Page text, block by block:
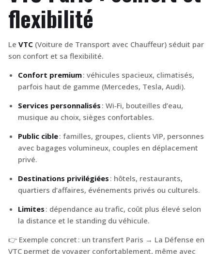
flexibilité
Le VTC (Voiture de Transport avec Chauffeur) séduit par
son confort et sa flexibilité.
Confort premium: véhicules spacieux, climatisés,
parfois haut de gamme (Mercedes, Tesla, Audi).
Services personnalisés : Wi‑Fi, bouteilles d’eau,
musique au choix, sièges confortables.
Public cible: familles, groupes, clients VIP, personnes
avec bagages volumineux, couples en déplacement
privé.
Destinations privilégiées : hôtels, restaurants,
quartiers d’affaires, événements privés ou culturels.
Limites : dépendance au trafic, coût plus élevé selon
la distance et le standing du véhicule.
👉 Exemple concret : un transfert Paris → La Défense en
VTC permet de voyager confortablement, même avec